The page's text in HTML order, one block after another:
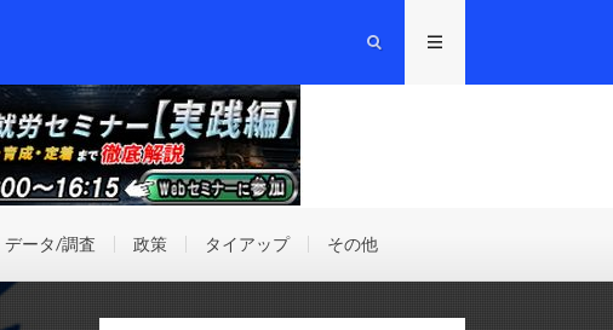
データ/調査 政策 タイアップ その他